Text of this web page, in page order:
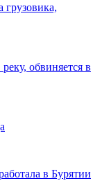
грузовика,
обвиняется в
в Бурятии